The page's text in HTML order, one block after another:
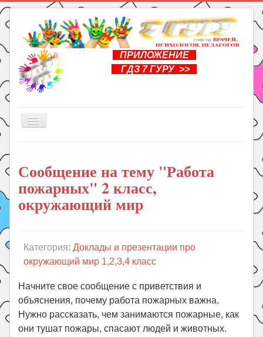
ПРИЛОЖЕНИЕ
ГДЗ 7 ГУРУ >>
Включить/
Книги
Рукоделие
Подготовка к школе
ГДЗ
Праздники
Психология
Поиск
Сообщение на тему "Работа
пожарных" 2 класс,
окружающий мир
Категория:Доклады и презентации про
окружающий мир 1,2,3,4 класс
Начните свое сообщение с приветствия и
объяснения, почему работа пожарных важна.
Нужно рассказать, чем занимаются пожарные, как
они тушат пожары, спасают людей и животных.